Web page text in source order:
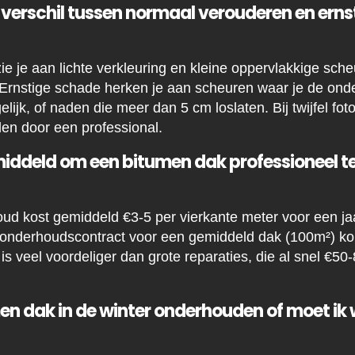
tussen normaal verouderen en
je aan lichte verkleuring en kleine oppervlakkige
schade herken je aan scheuren waar je de
of naden die meer dan 5 cm loslaten. Bij twijfel
door een professional.
om een bitumen dak professioneel
kost gemiddeld €3-5 per vierkante meter voor een
voor een gemiddeld dak (100m²)
veel voordeliger dan grote reparaties, die al snel
dak in de winter onderhouden of moet